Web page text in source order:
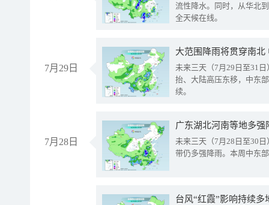
流性降水。同时，从华北
全天候在线。
7月29日
大范围降雨将贯穿南
未来三天（7月29日至31
抬、大陆高压东移，中东
续。
7月28日
广东湖北河南等地多
未来三天（7月28日至30
带仍多强降雨。本周中东
台风“红霞”影响持续